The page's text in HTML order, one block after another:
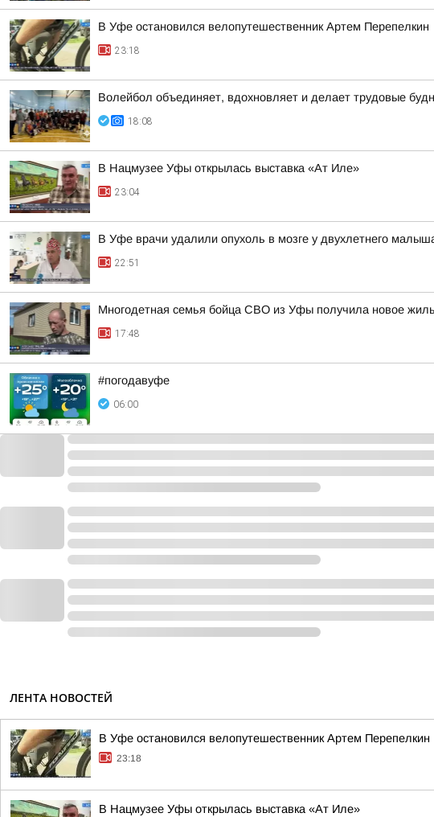
В Уфе остановился велопутешественник Артем Перепелкин
23:18
Волейбол объединяет, вдохновляет и делает трудовые
18:08
В Нацмузее Уфы открылась выставка «Ат Иле»
23:04
В Уфе врачи удалили опухоль в мозге у двухлетнего
22:51
Многодетная семья бойца СВО из Уфы получила новое
17:48
#погодавуфе
06:00
ЛЕНТА НОВОСТЕЙ
В Уфе остановился велопутешественник Артем Перепелкин
23:18
В Нацмузее Уфы открылась выставка «Ат Иле»